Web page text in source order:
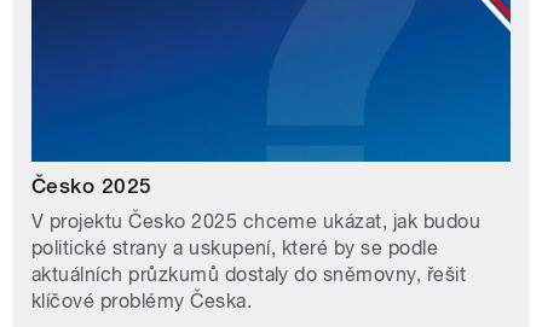
Česko 2025
V projektu Česko 2025 chceme ukázat, jak budou
politické strany a uskupení, které by se podle
aktuálních průzkumů dostaly do sněmovny, řešit
klíčové problémy Česka.